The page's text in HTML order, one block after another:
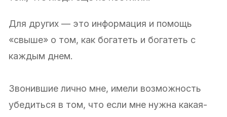
Для других — это информация и помощь
«свыше» о том, как богатеть и богатеть с
каждым днем.
Звонившие лично мне, имели возможность
убедиться в том, что если мне нужна какая-